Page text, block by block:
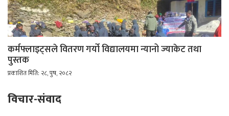
कर्मफ्लाइट्सले वितरण गर्यो विद्यालयमा न्यानो ज्याकेट तथा
पुस्तक
प्रकाशित मिति: २८, पुष, २०८२
विचार-संवाद